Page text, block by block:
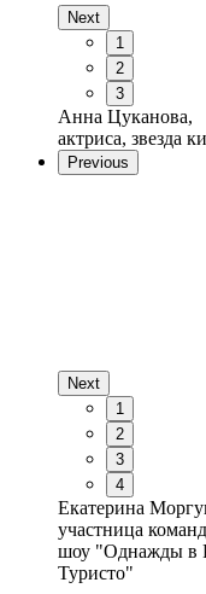
Next
1
2
3
Анна Цуканова,
актриса, звезда
Previous
Next
1
2
3
4
Екатерина
участница
шоу "Однажды в
Туристо"